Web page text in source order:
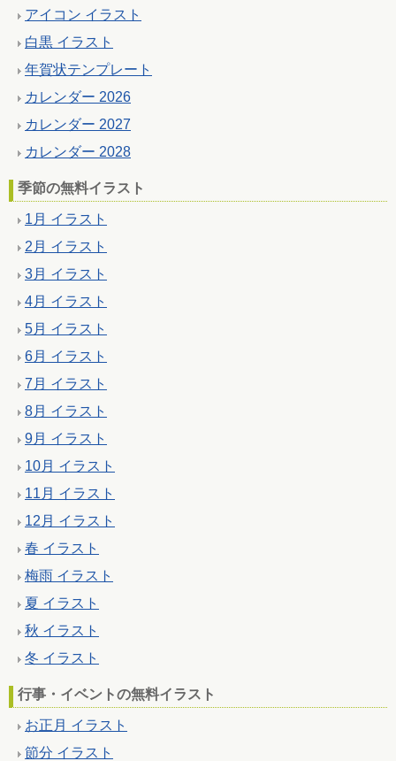
アイコン イラスト
白黒 イラスト
年賀状テンプレート
カレンダー 2026
カレンダー 2027
カレンダー 2028
季節の無料イラスト
1月 イラスト
2月 イラスト
3月 イラスト
4月 イラスト
5月 イラスト
6月 イラスト
7月 イラスト
8月 イラスト
9月 イラスト
10月 イラスト
11月 イラスト
12月 イラスト
春 イラスト
梅雨 イラスト
夏 イラスト
秋 イラスト
冬 イラスト
行事・イベントの無料イラスト
お正月 イラスト
節分 イラスト